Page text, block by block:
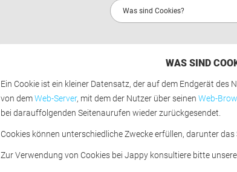
WAS SIND
Ein Cookie ist ein kleiner Datensatz, der auf dem Endgerät des
von demWeb-Server, mit dem der Nutzer über seinen Web-
bei darauffolgenden Seitenaurufen wieder zurückgesendet.
Cookies können unterschiedliche Zwecke erfüllen, darunter
Zur Verwendung von Cookies bei Jappy konsultiere bitte unsere